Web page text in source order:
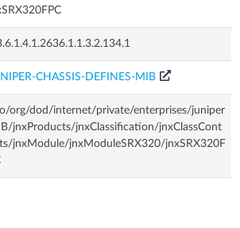
CHASSIS-DEFINES-MIB
org/dod/internet/private/enterprises/juniper
jnxProducts/jnxClassification/jnxClassCont
jnxModule/jnxModuleSRX320/jnxSRX320F